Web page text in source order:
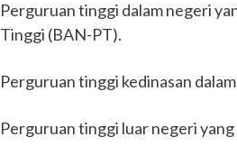
Perguruan tinggi dalam negeri
Tinggi (BAN-PT).
Perguruan tinggi kedinasan
Perguruan tinggi luar negeri